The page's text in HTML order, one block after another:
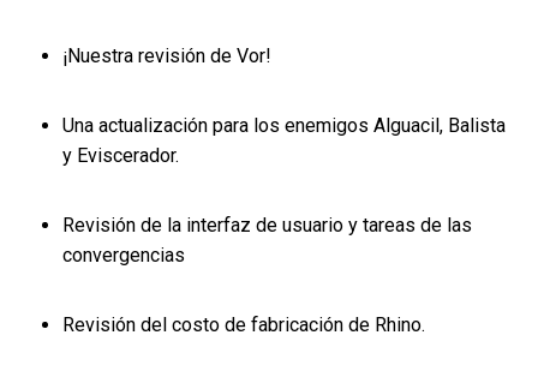
¡Nuestra revisión de Vor!
Una actualización para los enemigos Alguacil, Balista
y Eviscerador.
Revisión de la interfaz de usuario y tareas de las
convergencias
Revisión del costo de fabricación de Rhino.